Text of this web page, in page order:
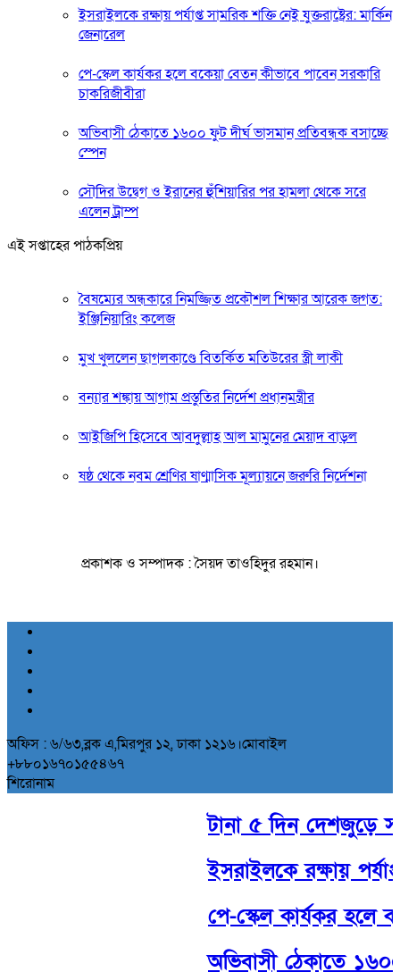
ইসরাইলকে রক্ষায় পর্যাপ্ত সামরিক শক্তি নেই যুক্তরাষ্ট্রের: মার্কিন
জেনারেল
পে-স্কেল কার্যকর হলে বকেয়া বেতন কীভাবে পাবেন সরকারি
চাকরিজীবীরা
অভিবাসী ঠেকাতে ১৬০০ ফুট দীর্ঘ ভাসমান প্রতিবন্ধক বসাচ্ছে
স্পেন
সৌদির উদ্বেগ ও ইরানের হুঁশিয়ারির পর হামলা থেকে সরে
এলেন ট্রাম্প
এই সপ্তাহের পাঠকপ্রিয়
বৈষম্যের অন্ধকারে নিমজ্জিত প্রকৌশল শিক্ষার আরেক জগত:
ইঞ্জিনিয়ারিং কলেজ
মুখ খুললেন ছাগলকাণ্ডে বিতর্কিত মতিউরের স্ত্রী লাকী
বন্যার শঙ্কায় আগাম প্রস্তুতির নির্দেশ প্রধানমন্ত্রীর
আইজিপি হিসেবে আবদুল্লাহ আল মামুনের মেয়াদ বাড়ল
ষষ্ঠ থেকে নবম শ্রেণির ষাণ্মাসিক মূল্যায়নে জরুরি নির্দেশনা
প্রকাশক ও সম্পাদক : সৈয়দ তাওহিদুর রহমান।
অফিস : ৬/৬৩,ব্লক এ,মিরপুর ১২, ঢাকা ১২১৬।মোবাইল
+৮৮০১৬৭০১৫৫৪৬৭
শিরোনাম
টানা ৫ দিন দেশজুড়ে
ইসরাইলকে রক্ষায়
পে-স্কেল কার্যকর হলে
অভিবাসী ঠেকাতে